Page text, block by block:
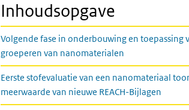
Inhoudsopgave
Volgende fase in onderbouwing en toepassing
groeperen van nanomaterialen
Eerste stofevaluatie van een nanomateriaal
meerwaarde van nieuwe REACH-Bijlagen